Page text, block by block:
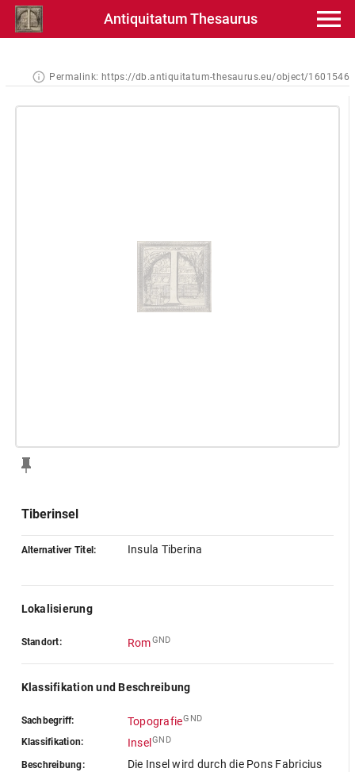
Antiquitatum Thesaurus
Permalink: https://db.antiquitatum-thesaurus.eu/object/1601546
Tiberinsel
Alternativer Titel: Insula Tiberina
Lokalisierung
Standort: RomGND
Klassifikation und Beschreibung
Sachbegriff: TopografieGND
Klassifikation: Insel GND
Beschreibung:
Die Insel wird durch die Pons Fabricius